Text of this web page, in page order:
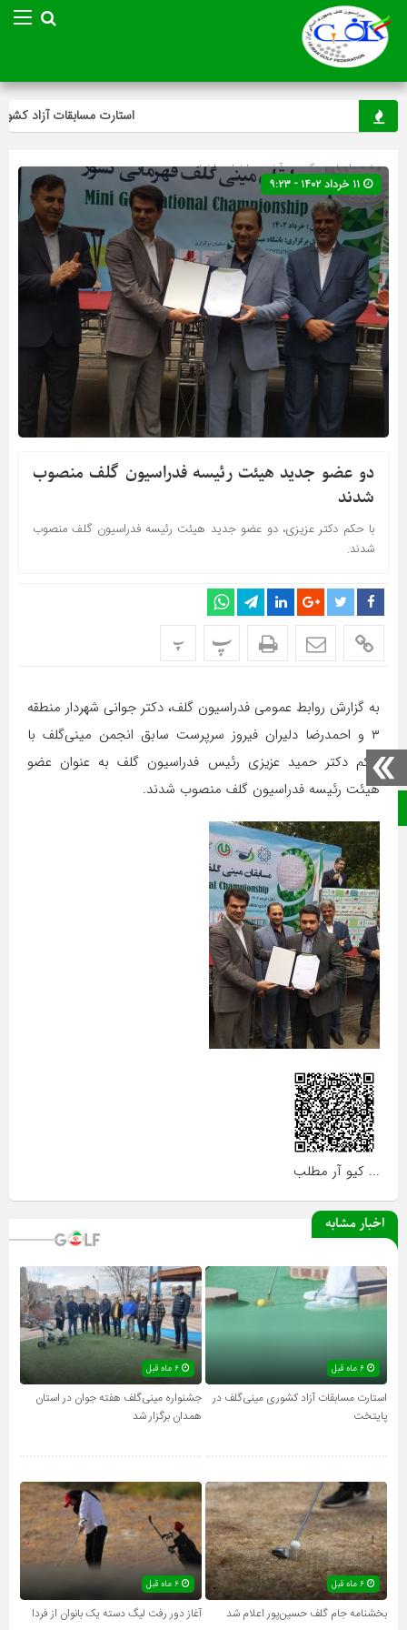
استارت مسابقات آزاد
صفحه اصلی» گروه »آخرین اخبار»اخبار
دو عضو جدید هیئت رئیسه فدراسیون گلف منصوب
شدند
با حکم دکتر عزیزی، دو عضو جدید هیئت رئیسه فدراسیون گلف منصوب
شدند.
پ پ
به گزارش روابط عمومی فدراسیون گلف، دکتر جوانی شهردار منطقه
۳ و احمدرضا دلیران فیروز سرپرست سابق انجمن مینی‌گلف با
حکم دکتر حمید عزیزی رئیس فدراسیون گلف به عنوان عضو
هیئت رئیسه فدراسیون گلف منصوب شدند.
... کیو آر مطلب
اخبار مشابه
۶ ماه قبل
استارت مسابقات آزاد کشوری مینی‌گلف در
پایتخت
جشنواره مینی‌گلف هفته جوان در استان
همدان برگزار شد
۶ ماه قبل
بخشنامه جام گلف حسین‌پور اعلام شد آغاز دور رفت لیگ دسته یک بانوان از فردا